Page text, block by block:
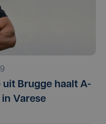
Brugge haalt A-
Varese